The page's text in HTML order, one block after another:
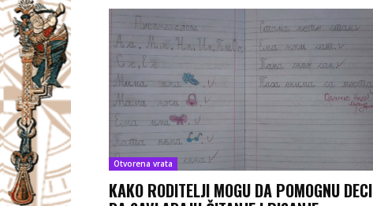
Otvorena vrata
KAKO RODITELJI MOGU DA POMOGNU DECI